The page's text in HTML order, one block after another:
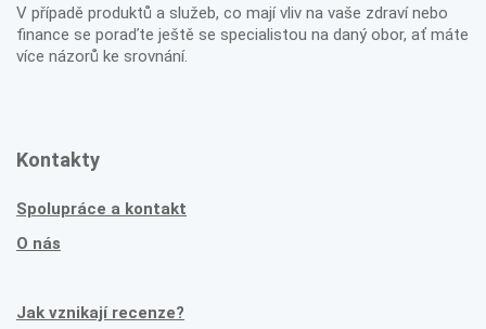
V případě produktů a služeb, co mají vliv na vaše zdraví nebo
finance se poraďte ještě se specialistou na daný obor, ať máte
více názorů ke srovnání.
Kontakty
Spolupráce a kontakt
O nás
Jak vznikají recenze?